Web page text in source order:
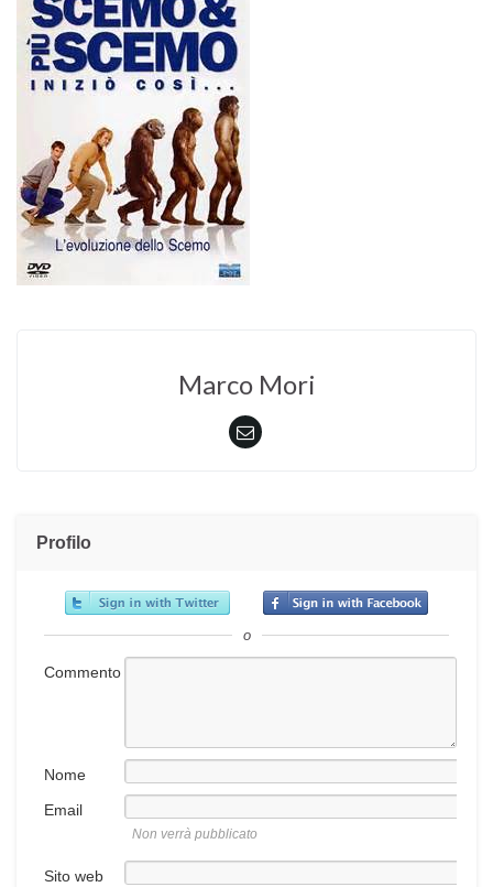
Marco Mori
Profilo
o
Commento
Nome
Email
Non verrà pubblicato
Sito web